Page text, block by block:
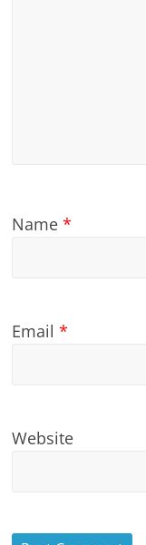
Name*
Email*
Website